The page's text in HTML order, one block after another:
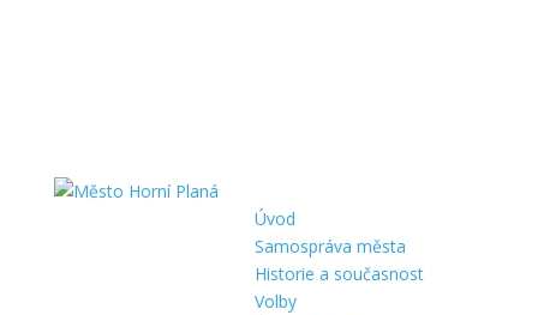
Úvod
Samospráva města
Historie a současnost
Volby